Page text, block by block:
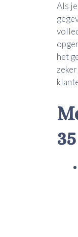
Als
het
35